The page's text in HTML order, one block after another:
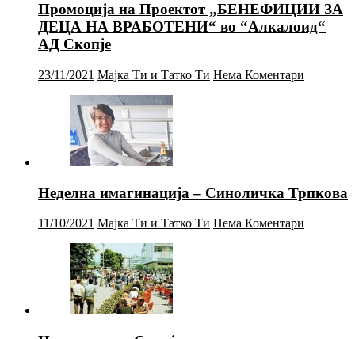
Промоција на Проектот „БЕНЕФИЦИИ ЗА
ДЕЦА НА ВРАБОТЕНИ“ во “Алкалоид“
АД Скопје
23/11/2021 Мајка Ти и Татко Ти Нема Коментари
Неделна имагинација – Синоличка Трпкова
11/10/2021 Мајка Ти и Татко Ти Нема Коментари